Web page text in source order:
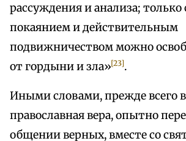
рассуждения и анализа;
покаянием и действительным
подвижничеством можно
от гордыни и зла»[23].
Иными словами, прежде всего
православная вера, опытно
общении верных, вместе со